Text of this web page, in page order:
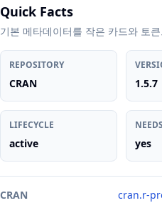
Quick Facts
기본 메타데이터를 작은 카드와 토
REPOSITORY
CRAN 1.5.7
LIFECYCLE
active yes
CRAN cran.r-